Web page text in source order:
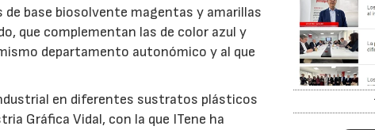
base biosolvente magentas y amarillas
que complementan las de color azul y
departamento autonómico y al que
en diferentes sustratos plásticos
Gráfica Vidal, con la que ITene ha
21/07/2026